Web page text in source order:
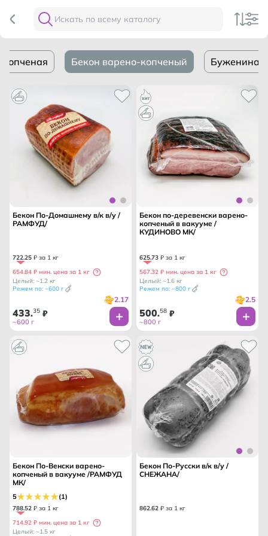
Бекон варено-копченый Буженина
Бекон По-Домашнему в/к в/у /
РАМФУД/
722.25 ₽ за 1 кг
654.84 ₽ мин. цена за 1 кг
Целый: ~1.2 кг
Режем по: ~600 г
2.17
433.35 ₽
~600 г
Бекон по-деревенски варено-
копченый в вакууме /
КУДИНОВО МК/
625.73 ₽ за 1 кг
567.32 ₽ мин. цена за 1 кг
Целый: ~1.6 кг
Режем по: ~800 г
2.5
500.58 ₽
~800 г
Бекон По-Венски варено-
копченый в вакууме /РАМФУД
МК/
5 (1)
788.52 ₽ за 1 кг
714.92 ₽ мин. цена за 1 кг
Целый: ~1.5 кг
Бекон По-Русски в/к в/у /
СНЕЖАНА/
862.62 ₽ за 1 кг